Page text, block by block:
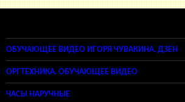
ОБУЧАЮЩЕЕ ВИДЕО ИГОРЯ ЧУВАКИНА. ДЗЕН
ОРГТЕХНИКА. ОБУЧАЮЩЕЕ ВИДЕО
ЧАСЫ НАРУЧНЫЕ